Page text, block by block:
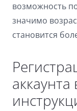
возможность
значимо
становится